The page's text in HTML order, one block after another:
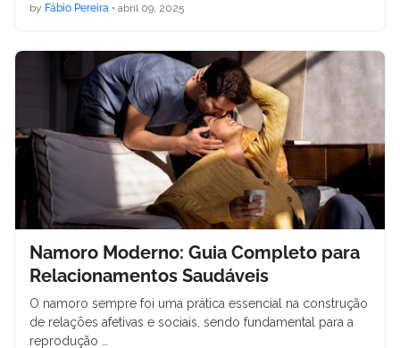
by Fábio Pereira • abril 09, 2025
Namoro Moderno: Guia Completo para
Relacionamentos Saudáveis
O namoro sempre foi uma prática essencial na construção
de relações afetivas e sociais, sendo fundamental para a
reprodução …